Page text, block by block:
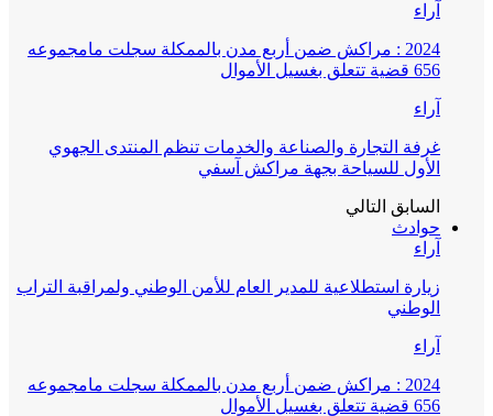
آراء
2024 : مراكش ضمن أربع مدن بالممكلة سجلت مامجموعه
656 قضية تتعلق بغسيل الأموال
آراء
غرفة التجارة والصناعة والخدمات تنظم المنتدى الجهوي
الأول للسياحة بجهة مراكش آسفي
السابق التالي
حوادث
آراء
زيارة استطلاعية للمدير العام للأمن الوطني ولمراقبة التراب
الوطني
آراء
2024 : مراكش ضمن أربع مدن بالممكلة سجلت مامجموعه
656 قضية تتعلق بغسيل الأموال